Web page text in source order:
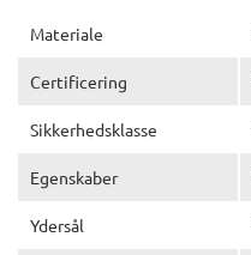
Materiale
Certificering
Sikkerhedsklasse
Egenskaber
Ydersål